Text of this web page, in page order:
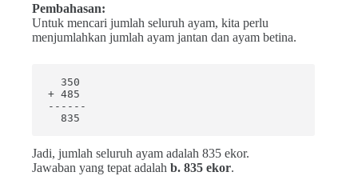
Pembahasan:
Untuk mencari jumlah seluruh ayam, kita perlu
menjumlahkan jumlah ayam jantan dan ayam betina.
  350
+ 485
------
  835
Jadi, jumlah seluruh ayam adalah 835 ekor.
Jawaban yang tepat adalah b. 835 ekor.